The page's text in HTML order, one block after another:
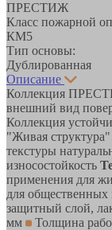
ПРЕСТИЖ
Класс пожарной
КМ5
Тип основы:
Дублированная
Описание
Коллекция
внешний вид
Коллекция
"Живая
текстуры
износостойкость
применения для
для
защитный слой,
мм
Толщина